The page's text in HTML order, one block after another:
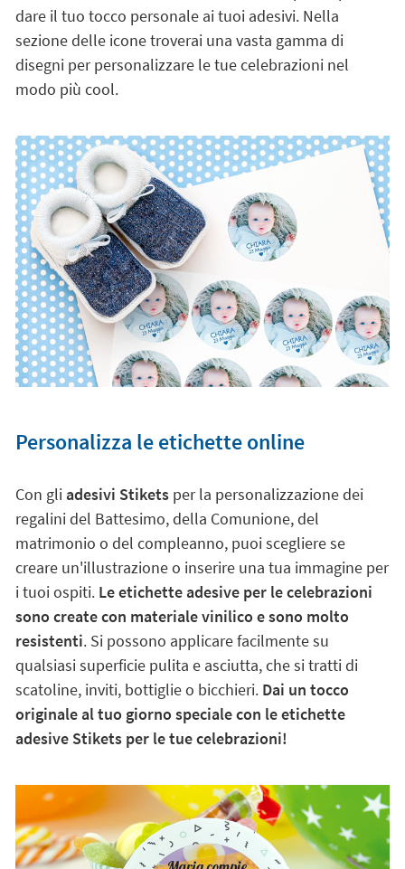
dare il tuo tocco personale ai tuoi adesivi. Nella
sezione delle icone troverai una vasta gamma di
disegni per personalizzare le tue celebrazioni nel
modo più cool.
Personalizza le etichette online
Con gliadesivi Stiketsper la personalizzazione dei
regalini del Battesimo, della Comunione, del
matrimonio o del compleanno, puoi scegliere se
creare un'illustrazione o inserire una tua immagine per
i tuoi ospiti. Le etichette adesive per le celebrazioni
sono create con materiale vinilico e sono molto
resistenti. Si possono applicare facilmente su
qualsiasi superficie pulita e asciutta, che si tratti di
scatoline, inviti, bottiglie o bicchieri. Dai un tocco
originale al tuo giorno speciale con le etichette
adesive Stikets per le tue celebrazioni!